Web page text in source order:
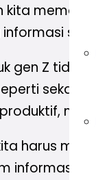
gen Z
harus
informasi